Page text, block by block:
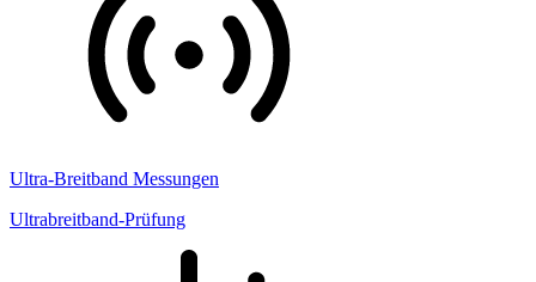
Ultra-Breitband Messungen
Ultrabreitband-Prüfung